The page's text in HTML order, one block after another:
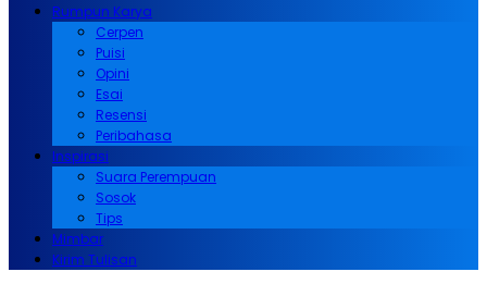
Rumpun Karya
Cerpen
Puisi
Opini
Esai
Resensi
Peribahasa
Inspirasi
Suara Perempuan
Sosok
Tips
Mimbar
Kirim Tulisan